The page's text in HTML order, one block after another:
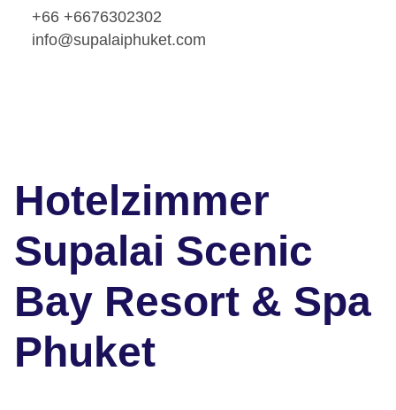
+66 +6676302302
info@supalaiphuket.com
Hotelzimmer
Supalai Scenic
Bay Resort & Spa
Phuket